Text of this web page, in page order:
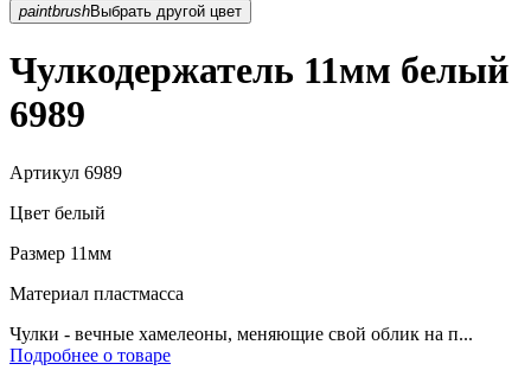
paintbrush Выбрать другой цвет
Чулкодержатель 11мм белый
6989
Артикул 6989
Цвет белый
Размер 11мм
Материал пластмасса
Чулки - вечные хамелеоны, меняющие свой облик на п...
Подробнее о товаре